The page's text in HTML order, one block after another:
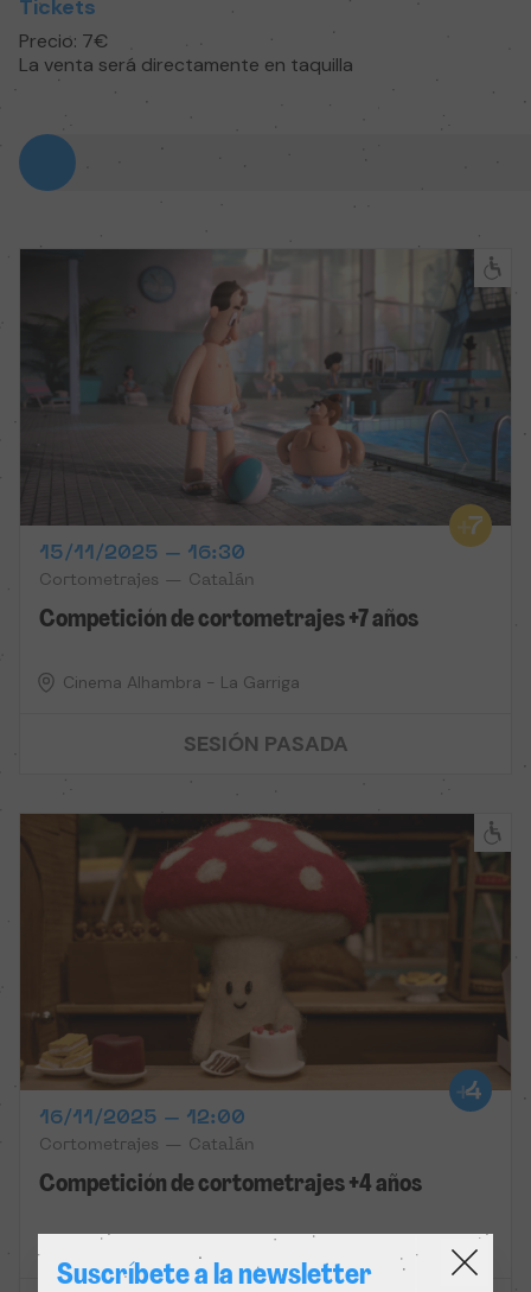
Tickets
Precio: 7€
La venta será directamente en taquilla
15/11/2025 – 16:30
Cortometrajes — Catalán
Competición de cortometrajes +7 años
Cinema Alhambra - La Garriga
SESIÓN PASADA
16/11/2025 – 12:00
Cortometrajes — Catalán
Competición de cortometrajes +4 años
Cinema Alhambra - La Garriga
Suscríbete a la newsletter